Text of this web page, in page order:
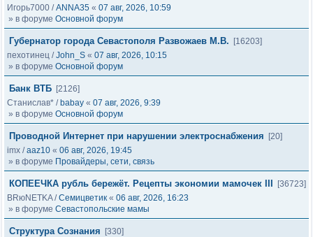
Игорь7000 /ANNA35 « 07 авг, 2026, 10:59
» в форуме Основной форум
Губернатор города Севастополя Развожаев М.В.
[16203]
пехотинец /John_S « 07 авг, 2026, 10:15
» в форуме Основной форум
Банк ВТБ [2126]
Станислав* / babay « 07 авг, 2026, 9:39
» в форуме Основной форум
Проводной Интернет при нарушении электроснабжения
[20]
imx /aaz10 « 06 авг, 2026, 19:45
» в форуме Провайдеры, сети, связь
КОПЕЕЧКА рубль бережёт. Рецепты экономии мамочек III
[36723]
BRюNETKA/Семицветик « 06 авг, 2026, 16:23
» в форуме Севастопольские мамы
Структура Сознания
[330]